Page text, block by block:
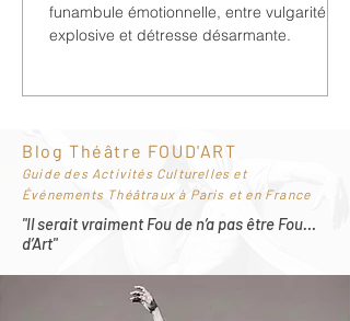
funambule émotionnelle, entre vulgarité
explosive et détresse désarmante.
Blog Théâtre FOUD'ART
Guide des Activités Culturelles et
Événements Théâtraux à Paris et en France
"Il serait vraiment Fou de n’a pas être Fou…
d’Art"